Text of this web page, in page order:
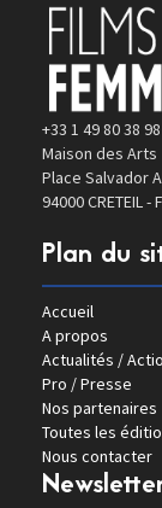
+33 1 49 80 38 98
Maison des Arts
Place Salvador
94000 CRETEIL -
Plan du
Accueil
A propos
Actualités /
Pro / Presse
Nos partenaires
Toutes les
Nous contacter